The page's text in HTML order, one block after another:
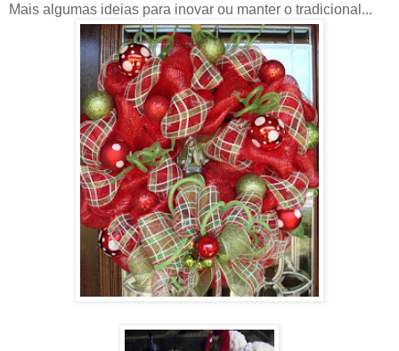
Mais algumas ideias para inovar ou manter o tradicional...